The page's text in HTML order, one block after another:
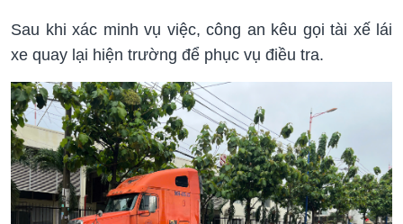
Sau khi xác minh vụ việc, công an kêu gọi tài xế lái
xe quay lại hiện trường để phục vụ điều tra.